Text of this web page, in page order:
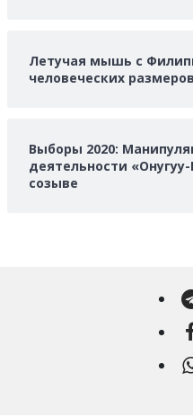
Летучая мышь с
человеческих
Выборы 2020:
деятельности
созыве